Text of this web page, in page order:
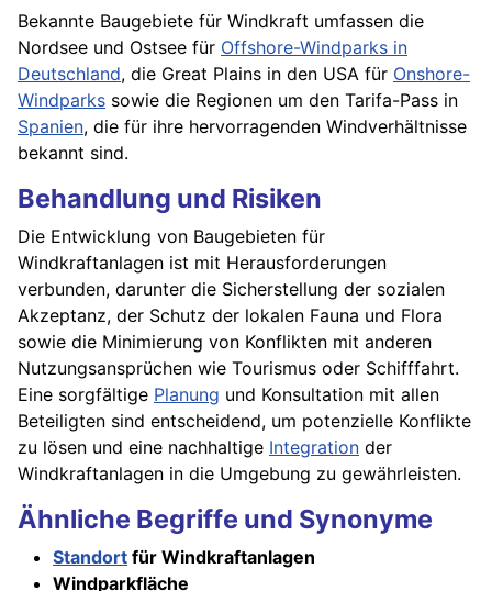
Bekannte Baugebiete für Windkraft umfassen die
Nordsee und Ostsee für Offshore-Windparks in
Deutschland, die Great Plains in den USA für Onshore-
Windparks sowie die Regionen um den Tarifa-Pass in
Spanien, die für ihre hervorragenden Windverhältnisse
bekannt sind.
Behandlung und Risiken
Die Entwicklung von Baugebieten für
Windkraftanlagen ist mit Herausforderungen
verbunden, darunter die Sicherstellung der sozialen
Akzeptanz, der Schutz der lokalen Fauna und Flora
sowie die Minimierung von Konflikten mit anderen
Nutzungsansprüchen wie Tourismus oder Schifffahrt.
Eine sorgfältige Planung und Konsultation mit allen
Beteiligten sind entscheidend, um potenzielle Konflikte
zu lösen und eine nachhaltige Integration der
Windkraftanlagen in die Umgebung zu gewährleisten.
Ähnliche Begriffe und Synonyme
Standort für Windkraftanlagen
Windparkfläche